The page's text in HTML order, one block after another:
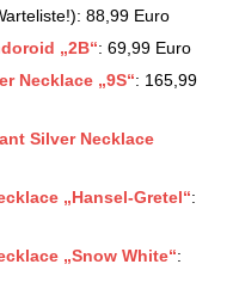
88,99 Euro
„2B“: 69,99 Euro
Necklace „9S“: 165,99
Silver Necklace
„Hansel-Gretel“:
„Snow White“: